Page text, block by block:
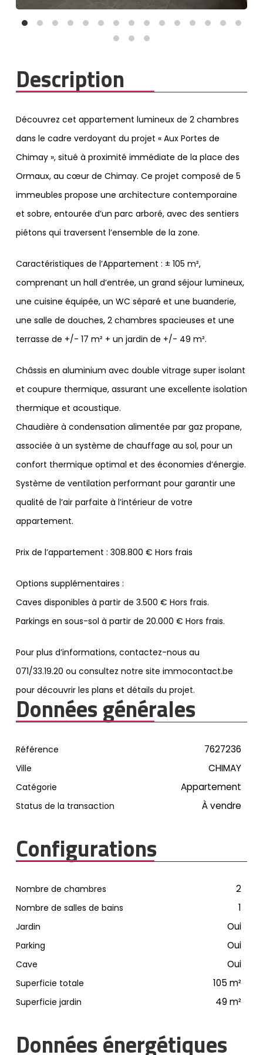
Description
Découvrez cet appartement lumineux de 2 chambres
dans le cadre verdoyant du projet « Aux Portes de
Chimay », situé à proximité immédiate de la place des
Ormaux, au cœur de Chimay. Ce projet composé de 5
immeubles propose une architecture contemporaine
et sobre, entourée d’un parc arboré, avec des sentiers
piétons qui traversent l’ensemble de la zone.
Caractéristiques de l’Appartement : ± 105 m²,
comprenant un hall d’entrée, un grand séjour lumineux,
une cuisine équipée, un WC séparé et une buanderie,
une salle de douches, 2 chambres spacieuses et une
terrasse de +/- 17 m² + un jardin de +/- 49 m².
Châssis en aluminium avec double vitrage super isolant
et coupure thermique, assurant une excellente isolation
thermique et acoustique.
Chaudière à condensation alimentée par gaz propane,
associée à un système de chauffage au sol, pour un
confort thermique optimal et des économies d’énergie.
Système de ventilation performant pour garantir une
qualité de l’air parfaite à l’intérieur de votre
appartement.
Prix de l’appartement : 308.800 € Hors frais
Options supplémentaires :
Caves disponibles à partir de 3.500 € Hors frais.
Parkings en sous-sol à partir de 20.000 € Hors frais.
Pour plus d’informations, contactez-nous au
071/33.19.20 ou consultez notre site immocontact.be
pour découvrir les plans et détails du projet.
Données générales
Référence 7627236
Ville CHIMAY
Catégorie Appartement
Status de la transaction À vendre
Configurations
Nombre de chambres 2
Nombre de salles de bains 1
Jardin Oui
Parking Oui
Cave Oui
Superficie totale 105 m²
Superficie jardin 49 m²
Données énergétiques